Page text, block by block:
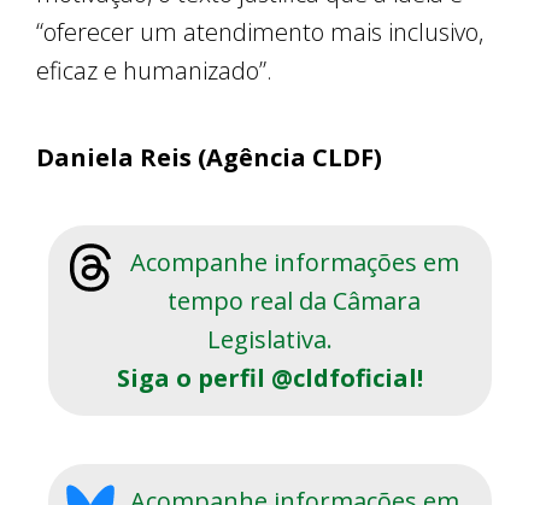
“oferecer um atendimento mais inclusivo,
eficaz e humanizado”.
Daniela Reis (Agência CLDF)
Acompanhe informações em
tempo real da Câmara
Legislativa.
Siga o perfil @cldfoficial!